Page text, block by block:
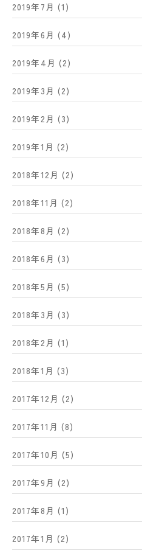
2019年7月 (1)
2019年6月 (4)
2019年4月 (2)
2019年3月 (2)
2019年2月 (3)
2019年1月 (2)
2018年12月 (2)
2018年11月 (2)
2018年8月 (2)
2018年6月 (3)
2018年5月 (5)
2018年3月 (3)
2018年2月 (1)
2018年1月 (3)
2017年12月 (2)
2017年11月 (8)
2017年10月 (5)
2017年9月 (2)
2017年8月 (1)
2017年1月 (2)